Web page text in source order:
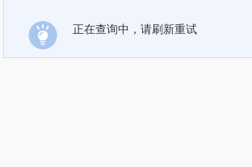
正在查询中，请刷新重试